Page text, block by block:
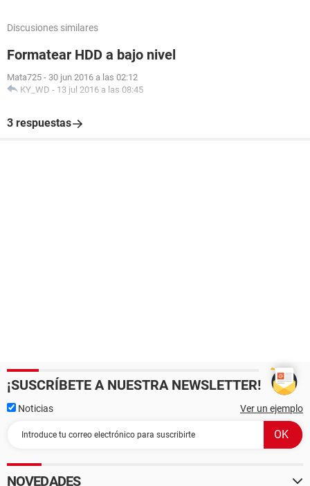
Discusiones similares
Formatear HDD a bajo nivel
Mata725 - 30 jun 2016 a las 02:12
KY_WD - 13 jul 2016 a las 08:45
3 respuestas
¡SUSCRÍBETE A NUESTRA NEWSLETTER!
Noticias Ver un ejemplo
NOVEDADES